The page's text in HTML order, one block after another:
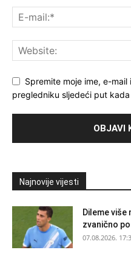
Spremite moje ime, e-
pregledniku sljedeći put
Najnovije vijesti
Dileme više
zvanično
07.08.2026.